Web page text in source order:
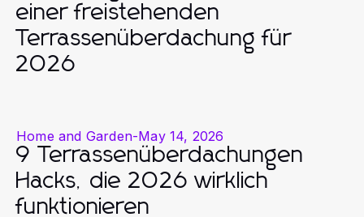
einer freistehenden
Terrassenüberdachung für
2026
Home and Garden-May 14, 2026
9 Terrassenüberdachungen
Hacks, die 2026 wirklich
funktionieren